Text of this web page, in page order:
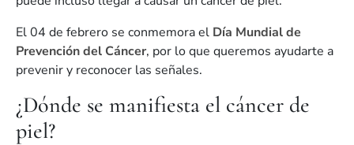
El 04 de febrero se conmemora el Día Mundial de
Prevención del Cáncer, por lo que queremos ayudarte a
prevenir y reconocer las señales.
¿Dónde se manifiesta el cáncer de
piel?